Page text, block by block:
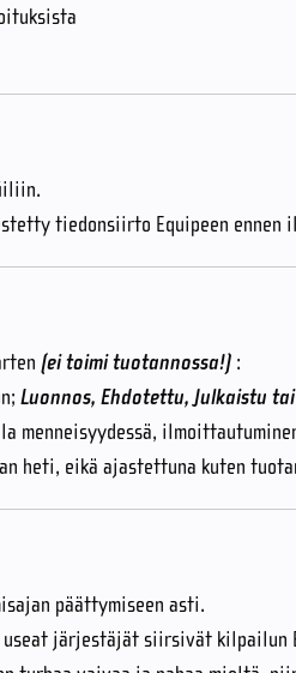
tiedonsiirto Equipeen ennen
(ei toimi tuotannossa!):
Luonnos, Ehdotettu, Julkaistu
menneisyydessä,
heti, eikä ajastettuna kuten
päättymiseen asti.
useat järjestäjät siirsivät